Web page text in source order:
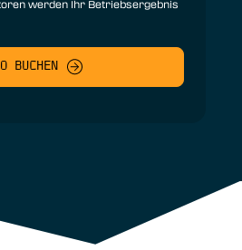
werden Ihr Betriebsergebnis
BUCHEN